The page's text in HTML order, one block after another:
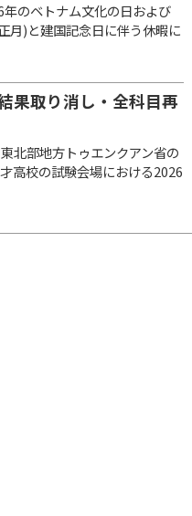
のベトナム文化の日および
月)と建国記念日に伴う休暇に
果取り消し・全科目再
北部地方トゥエンクアン省の
高校の試験会場における2026